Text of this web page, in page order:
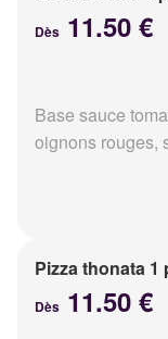
Dès 11.50 €
Base sauce
oignons rouges,
Pizza thonata 1
Dès 11.50 €